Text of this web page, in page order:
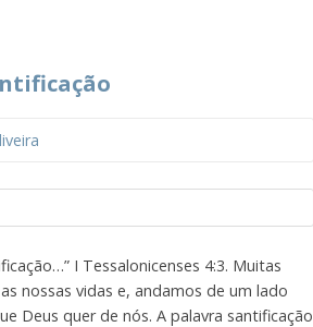
I Tessalonicenses 4:3. Muitas
nossas vidas e, andamos de um lado
Deus quer de nós. A palavra santificação